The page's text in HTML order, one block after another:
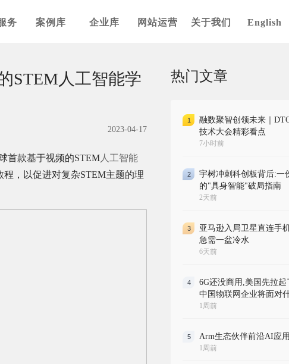
务 案例库 企业库 网站运营 关于我们 English
STEM人工智能学
2023-04-17
首款基于视频的STEM 人工智能
，以促进对复杂STEM主题的理
热门文章
1
融数聚智创领未来｜
技术大会精彩看点
7小时前
2
宇树冲刺科创板背后:一
的"具身智能"破局指南
2天前
3
亚马逊入局卫星直连手
急需一盆冷水
6天前
4
6G还没商用,美国先拉
中国物联网企业将面对
1周前
5 Arm生态伙伴前沿AI应
1周前